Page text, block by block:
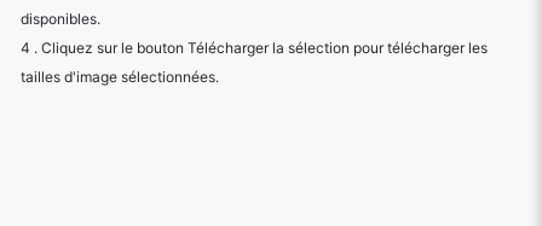
disponibles.
4 . Cliquez sur le bouton Télécharger la sélection pour télécharger les
tailles d'image sélectionnées.